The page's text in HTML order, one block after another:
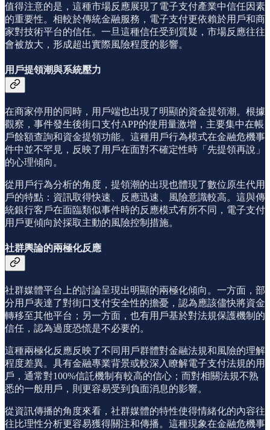
值得注意的是，這種市場反應展現了電子支付產業中信任因素
的重要性。相較於傳統金融服務，電子支付更依賴於用戶和商
家對技術平台的信任。一旦這種信任受到質疑，市場反應往往
會被放大，形成超出實際風險程度的影響。
用戶提領潮與系統壓力
在商家停用的同時，用戶端也出現了明顯的資金提領潮。根據
觀察，事件發生後街口支付APP的使用量激增，主要集中在帳
戶餘額查詢和資金提領功能。這種用戶行為模式在金融危機事
件中並不罕見，反映了用戶在面對不確定性時「先提領再說」
的心理傾向。
從用戶行為分析的角度，提領潮的出現也體現了數位原生代用
戶的特點：資訊取得快速、反應迅速、風險意識較高。這與傳
統銀行客戶在面臨類似事件時的反應模式有所不同，電子支付
用戶更傾向於採取主動的風險控制措施。
社群輿論的兩極化反應
社群媒體平台上的討論呈現出明顯的兩極化傾向。一方面，部
分用戶表達了對街口支付安全性的擔憂，認為應該儘快將資金
轉移至其他平台；另一方面，也有用戶基於對法規保護機制的
信任，認為過度恐慌是不必要的。
這種兩極化反應反映了不同用戶群體對金融法規和風險的理解
程度差異。具有金融專業背景或較深入瞭解電子支付法規的用
戶，通常對100%信託機制有較高的信心；而對相關法規不熟
悉的一般用戶，則更容易受到負面消息的影響。
從資訊傳播的角度來看，社群媒體的特性使得情緒化的內容往
往比理性分析更容易獲得關注和傳播。這種現象在金融危機事